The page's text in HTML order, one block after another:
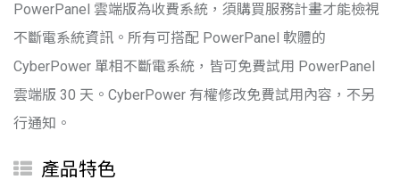
PowerPanel 雲端版為收費系統，須購買服務計畫才能檢視
不斷電系統資訊。所有可搭配 PowerPanel 軟體的
CyberPower 單相不斷電系統，皆可免費試用 PowerPanel
雲端版 30 天。CyberPower 有權修改免費試用內容，不另
行通知。
產品特色